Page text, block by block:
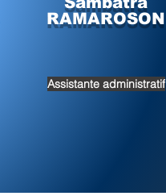
RAMAROSON
Assistante administratif